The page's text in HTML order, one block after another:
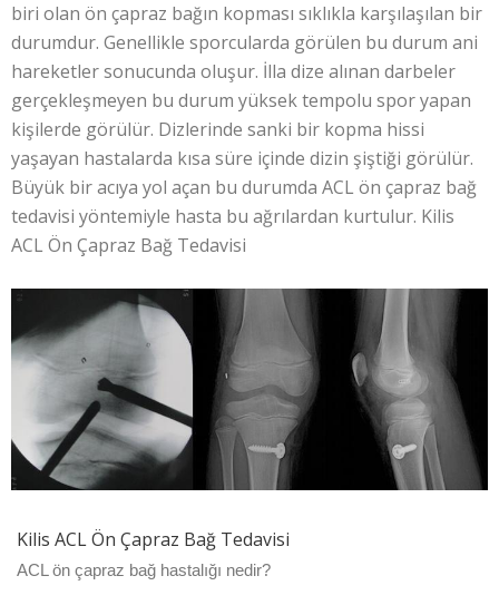
biri olan ön çapraz bağın kopması sıklıkla karşılaşılan bir
durumdur. Genellikle sporcularda görülen bu durum ani
hareketler sonucunda oluşur. İlla dize alınan darbeler
gerçekleşmeyen bu durum yüksek tempolu spor yapan
kişilerde görülür. Dizlerinde sanki bir kopma hissi
yaşayan hastalarda kısa süre içinde dizin şiştiği görülür.
Büyük bir acıya yol açan bu durumda ACL ön çapraz bağ
tedavisi yöntemiyle hasta bu ağrılardan kurtulur. Kilis
ACL Ön Çapraz Bağ Tedavisi
Kilis ACL Ön Çapraz Bağ Tedavisi
ACL ön çapraz bağ hastalığı nedir?